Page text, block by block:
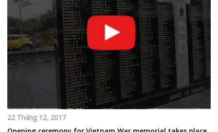
22 Tháng 12, 2017